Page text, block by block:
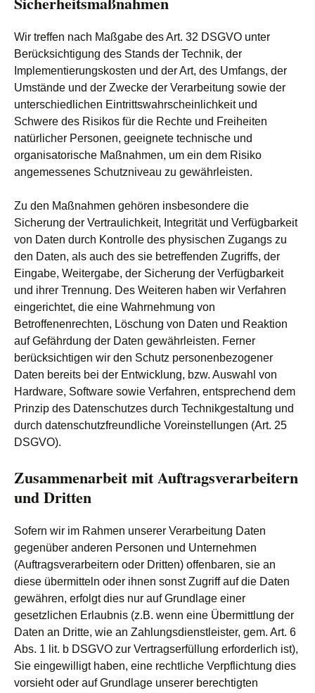
Wir treffen nach Maßgabe des Art. 32 DSGVO unter
Berücksichtigung des Stands der Technik, der
Implementierungskosten und der Art, des Umfangs, der
Umstände und der Zwecke der Verarbeitung sowie der
unterschiedlichen Eintrittswahrscheinlichkeit und
Schwere des Risikos für die Rechte und Freiheiten
natürlicher Personen, geeignete technische und
organisatorische Maßnahmen, um ein dem Risiko
angemessenes Schutzniveau zu gewährleisten.
Zu den Maßnahmen gehören insbesondere die
Sicherung der Vertraulichkeit, Integrität und Verfügbarkeit
von Daten durch Kontrolle des physischen Zugangs zu
den Daten, als auch des sie betreffenden Zugriffs, der
Eingabe, Weitergabe, der Sicherung der Verfügbarkeit
und ihrer Trennung. Des Weiteren haben wir Verfahren
eingerichtet, die eine Wahrnehmung von
Betroffenenrechten, Löschung von Daten und Reaktion
auf Gefährdung der Daten gewährleisten. Ferner
berücksichtigen wir den Schutz personenbezogener
Daten bereits bei der Entwicklung, bzw. Auswahl von
Hardware, Software sowie Verfahren, entsprechend dem
Prinzip des Datenschutzes durch Technikgestaltung und
durch datenschutzfreundliche Voreinstellungen (Art. 25
DSGVO).
Zusammenarbeit mit Auftragsverarbeitern
und Dritten
Sofern wir im Rahmen unserer Verarbeitung Daten
gegenüber anderen Personen und Unternehmen
(Auftragsverarbeitern oder Dritten) offenbaren, sie an
diese übermitteln oder ihnen sonst Zugriff auf die Daten
gewähren, erfolgt dies nur auf Grundlage einer
gesetzlichen Erlaubnis (z.B. wenn eine Übermittlung der
Daten an Dritte, wie an Zahlungsdienstleister, gem. Art. 6
Abs. 1 lit. b DSGVO zur Vertragserfüllung erforderlich ist),
Sie eingewilligt haben, eine rechtliche Verpflichtung dies
vorsieht oder auf Grundlage unserer berechtigten